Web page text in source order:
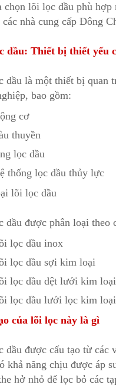
chọn lõi lọc dầu phù hợp
nhà cung cấp Đông
dầu: Thiết bị thiết yếu
dầu là một thiết bị quan
bao gồm:
cơ
thuyền
lọc dầu
thống lọc dầu thủy lực
lõi lọc dầu
dầu được phân loại theo
lọc dầu inox
lọc dầu sợi kim loại
lọc dầu dệt lưới kim loại
lọc dầu lưới lọc kim
của lõi lọc này là gì
dầu được cấu tạo từ các
khả năng chịu được áp
hở nhỏ để lọc bỏ các